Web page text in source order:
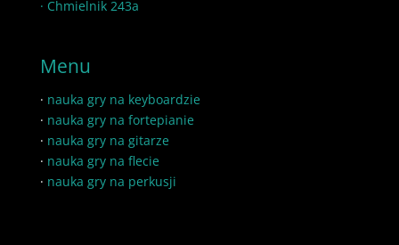
· Chmielnik 243a
Menu
· nauka gry na keyboardzie
· nauka gry na fortepianie
· nauka gry na gitarze
· nauka gry na flecie
· nauka gry na perkusji